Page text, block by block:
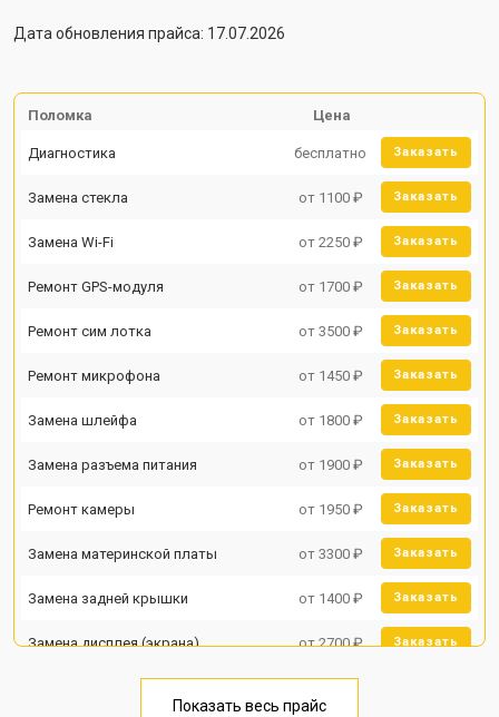
Дата обновления прайса: 17.07.2026
Поломка Цена
Диагностика бесплатно Заказать
Замена стекла от 1100 ₽ Заказать
Замена Wi-Fi от 2250 ₽ Заказать
Ремонт GPS-модуля от 1700 ₽ Заказать
Ремонт сим лотка от 3500 ₽ Заказать
Ремонт микрофона от 1450 ₽ Заказать
Замена шлейфа от 1800 ₽ Заказать
Замена разъема питания от 1900 ₽ Заказать
Ремонт камеры от 1950 ₽ Заказать
Замена материнской платы от 3300 ₽ Заказать
Замена задней крышки от 1400 ₽ Заказать
Замена дисплея (экрана) от 2700 ₽ Заказать
Показать весь прайс